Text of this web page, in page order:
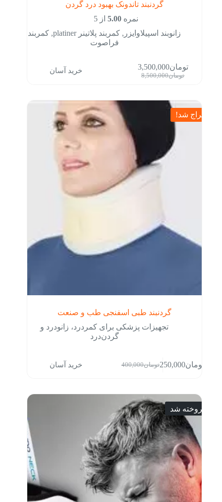
گردنبند تاندونک بهبود درد گردن
نمره 5.00از 5
زانوبند اسپیلاوایزر , کمربند پلاتینر platiner , کمربند
فراصوت
تومان8,500,000
قیمت
بود.
تومان3,500,000
قیمت
خرید آسان
حراج شد!
گردنبند طبی اسفنجی طب و صنعت
تجهیزات پزشکی برای کمردرد، زانودرد و
گردن‌درد
تومان400,000قیمت
بود.
تومان250,000قیمت
خرید آسان
فروخته شد